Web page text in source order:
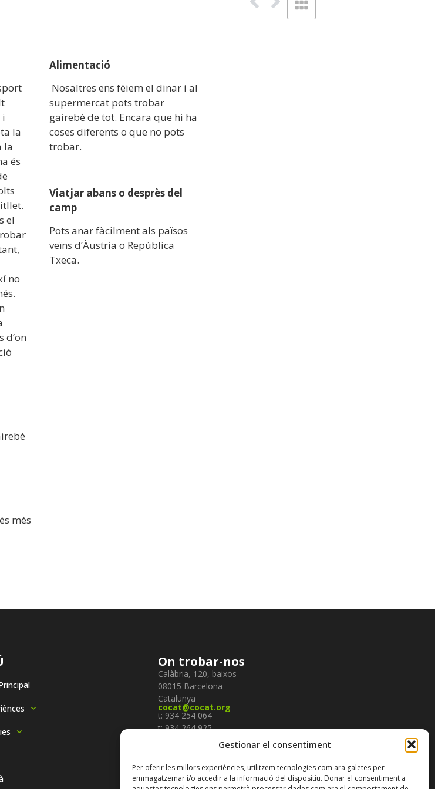
Gestionar el consentiment
Per oferir les millors experiències, utilitzem tecnologies com ara galetes per
emmagatzemar i/o accedir a la informació del dispositiu. Donar el consentiment a
i
la
la
és
el
no
d’on
més
Alimentació
Nosaltres ens fèiem el dinar i al
supermercat pots trobar
gairebé de tot. Encara que hi ha
coses diferents o que no pots
trobar.
Viatjar abans o desprès del
camp
Pots anar fàcilment als països
veïns d’Àustria o República
Txeca.
On trobar-nos
Calàbria, 120, baixos
08015 Barcelona
Catalunya
cocat@cocat.org
t: 934 254 064
t: 934 264 925
Segueix-nos
Subscriure-te al nostrebutlletí